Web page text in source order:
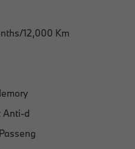
12,000 Km
Anti-d